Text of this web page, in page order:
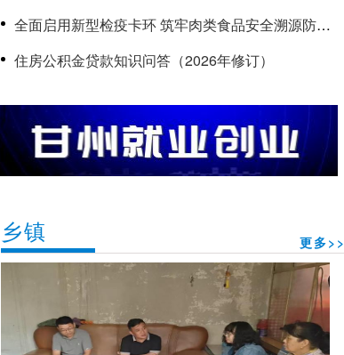
气” 上门“体检”守牢用气安全线
全面启用新型检疫卡环 筑牢肉类食品安全溯源防线
——甘肃黑河绿源肉业生猪产品实现全程数字化溯
住房公积金贷款知识问答（2026年修订）
乡镇 更多>>